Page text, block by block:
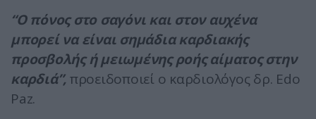
“Ο πόνος στο σαγόνι και στον αυχένα
μπορεί να είναι σημάδια καρδιακής
προσβολής ή μειωμένης ροής αίματος στην
καρδιά”, προειδοποιεί ο καρδιολόγος δρ. Edo
Paz.